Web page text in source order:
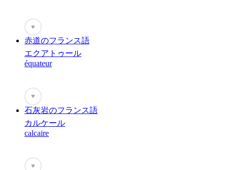
♥
赤道のフランス語
エクアトゥール
équateur
♥
石灰岩のフランス語
カルケール
calcaire
♥